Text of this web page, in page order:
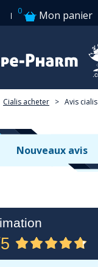
0 Mon panier
Cialis acheter > Avis cialis
Nouveaux avis